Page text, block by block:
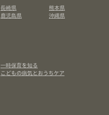
長崎県
熊本県
鹿児島県 沖縄県
一時保育を知る
こどもの病気とおうちケア